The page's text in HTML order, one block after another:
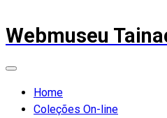
Webmuseu
Home
Coleções On-line